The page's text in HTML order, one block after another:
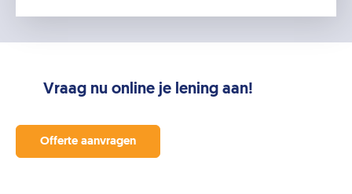
Vraag nu online je lening aan!
Offerte aanvragen